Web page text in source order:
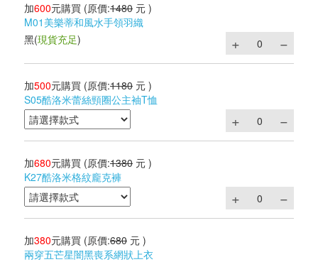
加600元購買 (原價:1480 元 )
M01美樂蒂和風水手領羽織
黑(現貨充足)
加500元購買 (原價:1180 元 )
S05酷洛米蕾絲頸圈公主袖T恤
加680元購買 (原價:1380 元 )
K27酷洛米格紋龐克褲
加380元購買 (原價:680 元 )
兩穿五芒星闇黑喪系網狀上衣